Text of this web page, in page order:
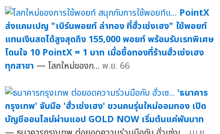
PointX
ส่งแคมเปญ "เบิร์นพอยท์ ล่าทอง ที่ฮั่วเซ่งเฮง" ใช้พอยท์
แทนเงินสดได้สูงสุดถึง 155,000 พอยท์ พร้อมรับเรทพิเศษ
โดนใจ 10 PointX = 1 บาท เมื่อซื้อทองที่ร้านฮั่วเซ่งเฮง
ทุกสาขา — โลกใหม่ของก... พ.ย. 66
'ธนาคาร
กรุงเทพ' จับมือ 'ฮั่วเซ่งเฮง' ชวนคนรุ่นใหม่ออมทอง เปิด
บัญชีออนไลน์ผ่านแอป GOLD NOW เริ่มต้นแค่พันบาท